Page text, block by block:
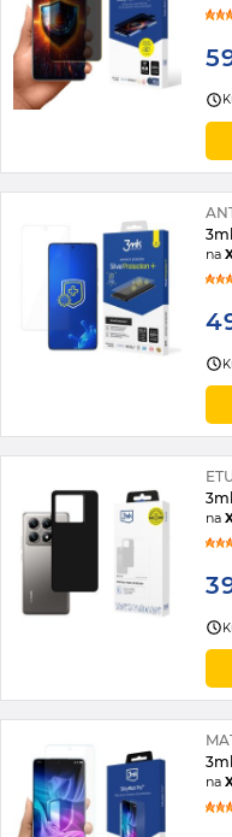
na
na
na